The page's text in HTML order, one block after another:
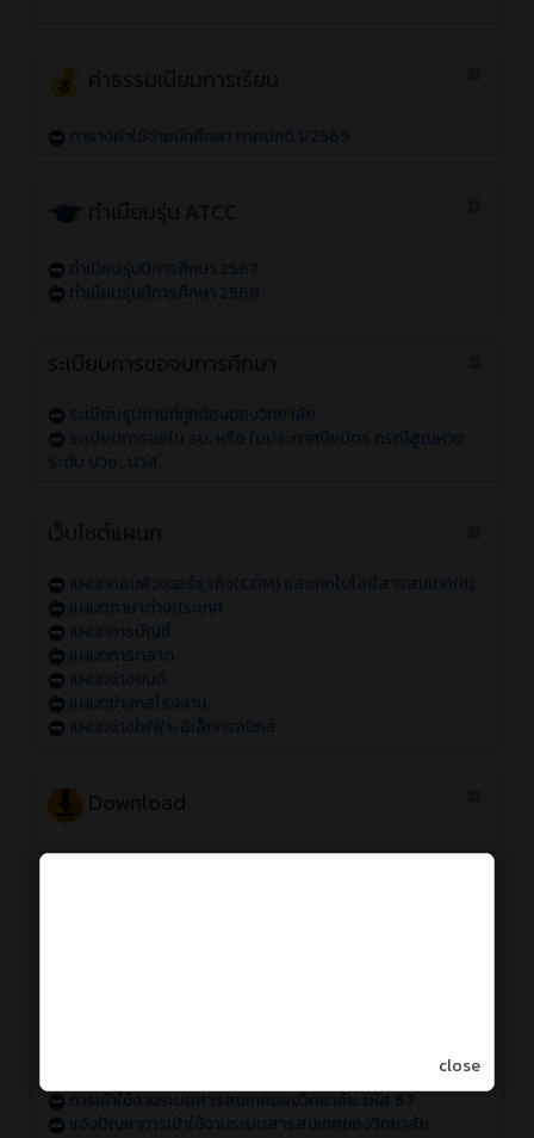
ตารางค่าใช้จ่ายนักศึกษา ภาคปกติ 1/2569
ทำเนียบรุ่นปีการศึกษา 2567
ทำเนียบรุ่นปีการศึกษา 2568
ระเบียบรูปถ่ายที่ถูกต้องของวิทยาลัย
ระเบียบการขอใบ รบ. หรือ ใบประกาศนียบัตร กรณีสูญหาย
ระดับ ปวช., ปวส.
แผนกคอมพิวเตอร์ธุรกิจ(COM) และเทคโนโลยีสารสนเทศ(it)
แผนกภาษาต่างประเทศ
แผนกการบัญชี
แผนกการตลาด
แผนกช่างยนต์
แผนกช่างกลโรงงาน
แผนกช่างไฟฟ้า-อิเล็กทรอนิกส์
Logo ATCC
การเข้าใช้งานระบบสารสนเทศของวิทยาลัย sหัส 67
แจ้งปัญหาการเข้าใช้งานระบบสารสนเทศของวิทยาลัย
close